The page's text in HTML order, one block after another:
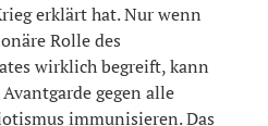
erklärt hat. Nur wenn
Rolle des
wirklich begreift, kann
gegen alle
immunisieren. Das